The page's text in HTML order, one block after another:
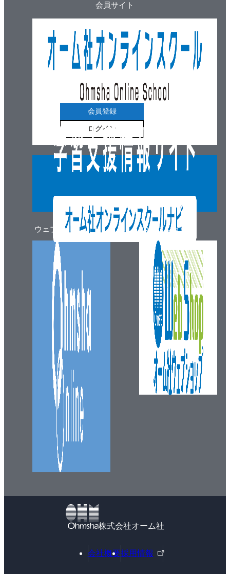
ウェブマガジン
会員サイト
会員登録
ログイン
ウェブショップ
株式会社オーム社
会社概要採用情報
外
部